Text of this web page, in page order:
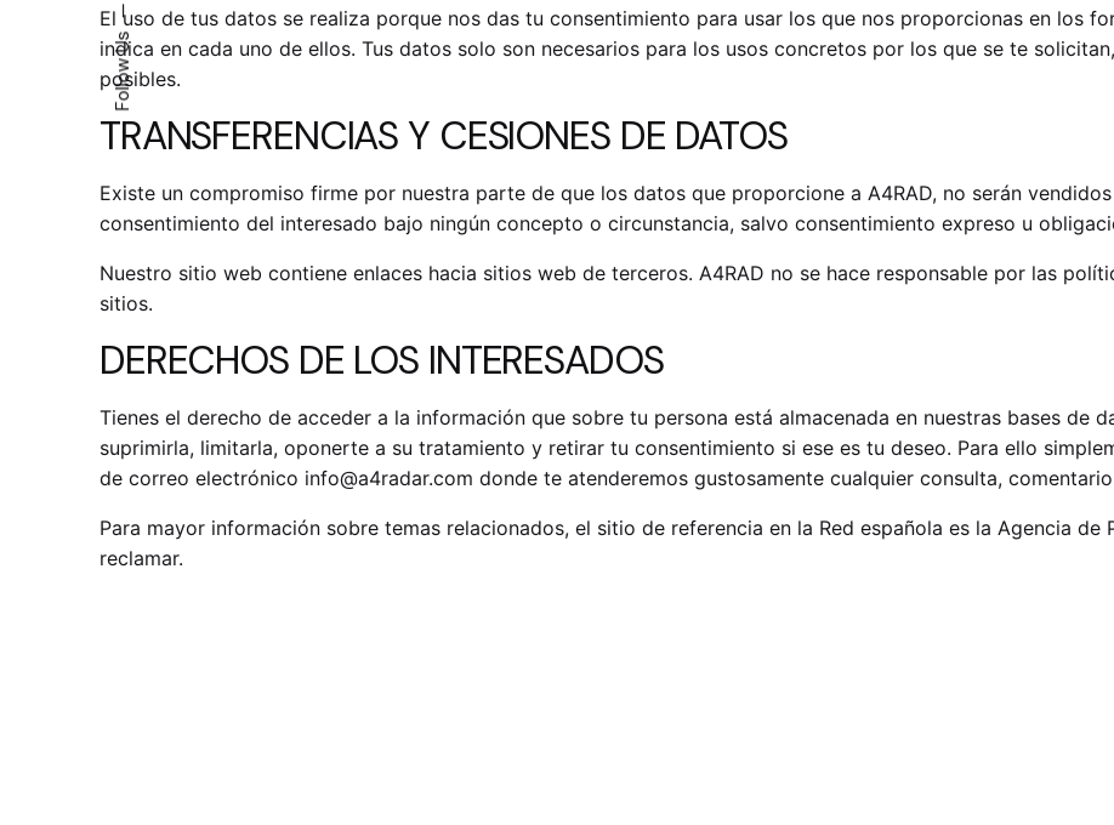
Follow Us
—
El uso de tus datos se realiza porque nos das tu consentimiento para usar los que nos proporcionas en los
indica en cada uno de ellos. Tus datos solo son necesarios para los usos concretos por los que se te
posibles.
TRANSFERENCIAS Y CESIONES DE DATOS
Existe un compromiso firme por nuestra parte de que los datos que proporcione a A4RAD, no serán
consentimiento del interesado bajo ningún concepto o circunstancia, salvo consentimiento expreso u
Nuestro sitio web contiene enlaces hacia sitios web de terceros. A4RAD no se hace responsable por las
sitios.
DERECHOS DE LOS INTERESADOS
Tienes el derecho de acceder a la información que sobre tu persona está almacenada en nuestras bases de
suprimirla, limitarla, oponerte a su tratamiento y retirar tu consentimiento si ese es tu deseo. Para ello
de correo electrónico info@a4radar.com donde te atenderemos gustosamente cualquier consulta,
Para mayor información sobre temas relacionados, el sitio de referencia en la Red española es la Agencia de
reclamar.